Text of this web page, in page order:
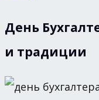
День
и традиции